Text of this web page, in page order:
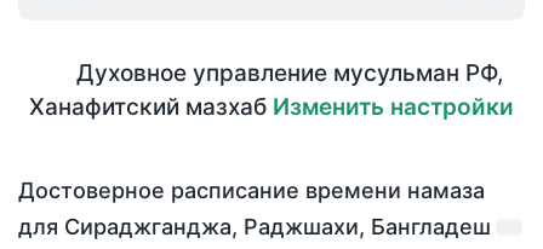
Духовное управление мусульман РФ,
Ханафитский мазхаб Изменить настройки
Достоверное расписание времени намаза
для Сираджганджа, Раджшахи, Бангладеш